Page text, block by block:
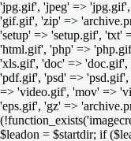
'jpg.gif', 'jpeg' =>
'gif.gif', 'zip' =>
'setup' => 'setup.gif', 'txt'
'html.gif', 'php' =>
'xls.gif', 'doc' =>
'pdf.gif', 'psd' =>
=> 'video.gif', 'mov' =>
'eps.gif', 'gz' =>
$leadon = $startdir; if